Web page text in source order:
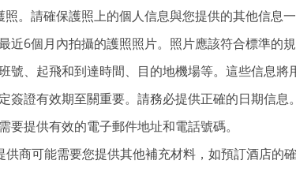
。請確保護照上的個人信息與您提供的其他信息一
6個月內拍攝的護照照片。照片應該符合標準的
、起飛和到達時間、目的地機場等。這些信息將
證有效期至關重要。請務必提供正確的日期信息。
提供有效的電子郵件地址和電話號碼。
商可能需要您提供其他補充材料，如預訂酒店的